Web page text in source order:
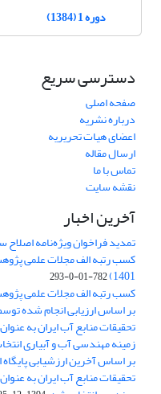
دوره 1 (1384)
دسترسی سریع
صفحه اصلی
درباره نشریه
اعضای هیات تحریریه
ارسال مقاله
تماس با ما
نقشه سایت
آخرین اخبار
تمدید فراخوان ویژه‌نامه
1401)
782-01-0-293
کسب رتبه الف مجلات علمی پژوهشی
تحقیقات منابع آب ایران به
زمینه مهندسی آب و آبیاری
بر اساس آخرین ارزشیابی
تحقیقات منابع آب ایران به